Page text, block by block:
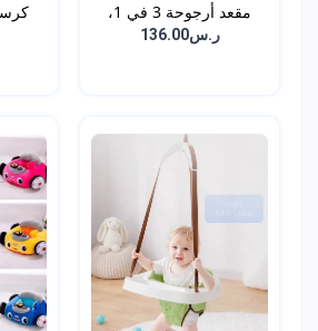
مقعد أرجوحة 3 في 1،
أرج...ر.س136.00